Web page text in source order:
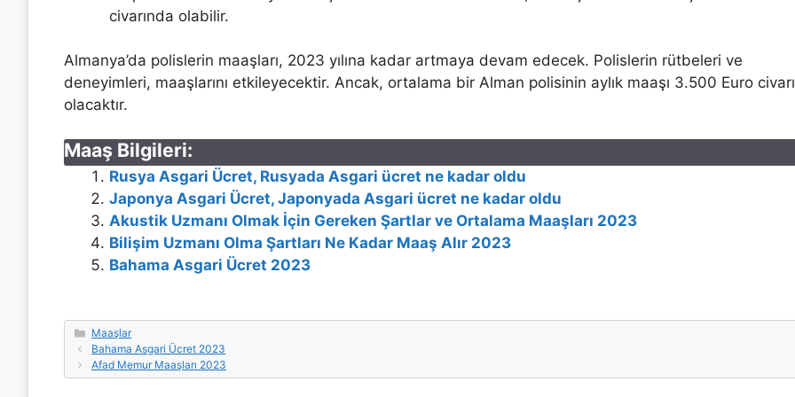
civarında olabilir.
Almanya’da polislerin maaşları, 2023 yılına kadar artmaya devam edecek. Polislerin rütbeleri ve
deneyimleri, maaşlarını etkileyecektir. Ancak, ortalama bir Alman polisinin aylık maaşı 3.500 Euro
olacaktır.
Maaş Bilgileri:
Rusya Asgari Ücret, Rusyada Asgari ücret ne kadar oldu
Japonya Asgari Ücret, Japonyada Asgari ücret ne kadar oldu
Akustik Uzmanı Olmak İçin Gereken Şartlar ve Ortalama Maaşları 2023
Bilişim Uzmanı Olma Şartları Ne Kadar Maaş Alır 2023
Bahama Asgari Ücret 2023
Kategoriler
Maaşlar
Bahama Asgari Ücret 2023
Afad Memur Maaşları 2023